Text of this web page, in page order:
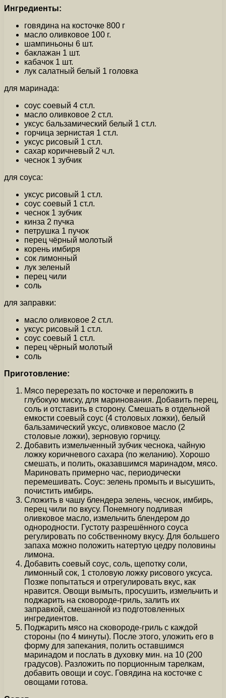
Ингредиенты:
говядина на косточке 800 г
масло оливковое 100 г.
шампиньоны 6 шт.
баклажан 1 шт.
кабачок 1 шт.
лук салатный белый 1 головка
для маринада:
соус соевый 4 ст.л.
масло оливковое 2 ст.л.
уксус бальзамический белый 1 ст.л.
горчица зернистая 1 ст.л.
уксус рисовый 1 ст.л.
сахар коричневый 2 ч.л.
чеснок 1 зубчик
для соуса:
уксус рисовый 1 ст.л.
соус соевый 1 ст.л.
чеснок 1 зубчик
кинза 2 пучка
петрушка 1 пучок
перец чёрный молотый
корень имбиря
сок лимонный
лук зеленый
перец чили
соль
для заправки:
масло оливковое 2 ст.л.
уксус рисовый 1 ст.л.
соус соевый 1 ст.л.
перец чёрный молотый
соль
Приготовление:
Мясо перерезать по косточке и переложить в
глубокую миску, для маринования. Добавить перец,
соль и отставить в сторону. Смешать в отдельной
емкости соевый соус (4 столовых ложки), белый
бальзамический уксус, оливковое масло (2
столовые ложки), зерновую горчицу.
Добавить измельченный зубчик чеснока, чайную
ложку коричневого сахара (по желанию). Хорошо
смешать, и полить, оказавшимся маринадом, мясо.
Мариновать примерно час, периодически
перемешивать. Соус: зелень промыть и высушить,
почистить имбирь.
Сложить в чашу блендера зелень, чеснок, имбирь,
перец чили по вкусу. Понемногу подливая
оливковое масло, измельчить блендером до
однородности. Густоту разрешённого соуса
регулировать по собственному вкусу. Для большего
запаха можно положить натертую цедру половины
лимона.
Добавить соевый соус, соль, щепотку соли,
лимонный сок, 1 столовую ложку рисового уксуса.
Позже попытаться и отрегулировать вкус, как
нравится. Овощи вымыть, просушить, измельчить и
поджарить на сковороде-гриль, залить их
заправкой, смешанной из подготовленных
ингредиентов.
Поджарить мясо на сковороде-гриль с каждой
стороны (по 4 минуты). После этого, уложить его в
форму для запекания, полить оставшимся
маринадом и послать в духовку мин. на 10 (200
градусов). Разложить по порционным тарелкам,
добавить овощи и соус. Говядина на косточке с
овощами готова.